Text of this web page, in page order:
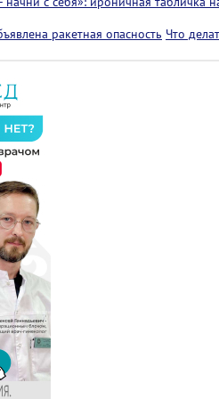
ракетная опасность Что